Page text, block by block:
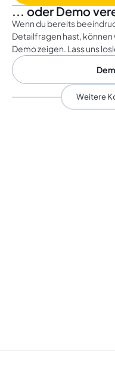
... oder Demo
Wenn du bereits
Detailfragen hast,
Demo zeigen. Lass uns
Weitere